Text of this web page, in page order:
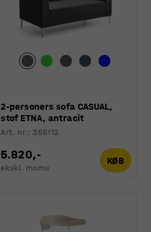
2-personers sofa CASUAL,
stof ETNA, antracit
Art. nr.: 365112
5.820,-
ekskl. moms
KØB